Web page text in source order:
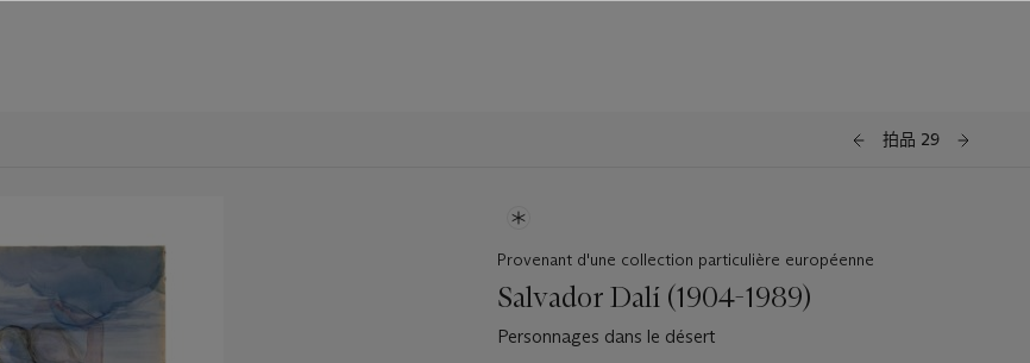
拍品 29
Provenant d'une collection particulière européenne
Salvador Dalí (1904-1989)
Personnages dans le désert